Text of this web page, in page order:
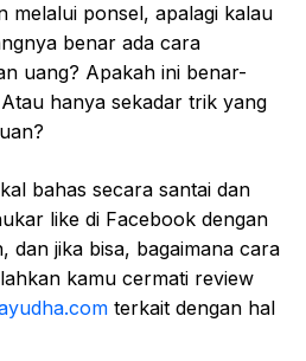
melalui ponsel, apalagi kalau
benar ada cara
uang? Apakah ini benar-
hanya sekadar trik yang
bahas secara santai dan
like di Facebook dengan
dan jika bisa, bagaimana cara
kamu cermati review
terkait dengan hal